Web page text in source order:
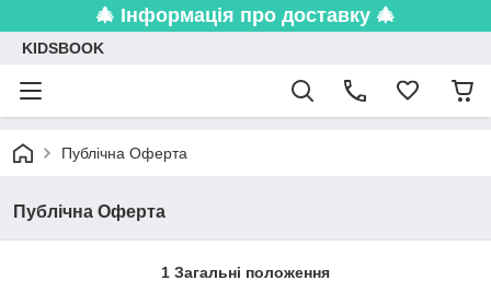
🎄 Інформація про доставку 🎄
KIDSBOOK
Публічна Оферта
Публічна Оферта
1 Загальні положення